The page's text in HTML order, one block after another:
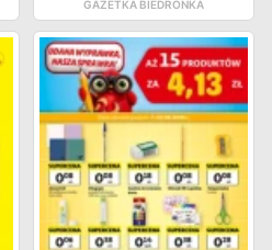
GAZETKA BIEDRONKA